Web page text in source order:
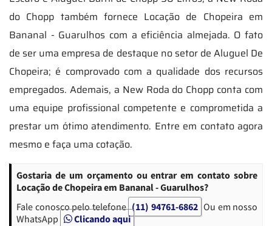
do Chopp também fornece Locação de Chopeira em
Bananal - Guarulhos com a eficiência almejada. O fato
de ser uma empresa de destaque no setor de Aluguel De
Chopeira; é comprovado com a qualidade dos recursos
empregados. Ademais, a New Roda do Chopp conta com
uma equipe profissional competente e comprometida a
prestar um ótimo atendimento. Entre em contato agora
mesmo e faça uma cotação.
Gostaria de um orçamento ou entrar em contato sobre
Locação de Chopeira em Bananal - Guarulhos?
Fale conosco pelo telefone (11) 94761-6862 Ou em nosso
WhatsApp
Clicando aqui